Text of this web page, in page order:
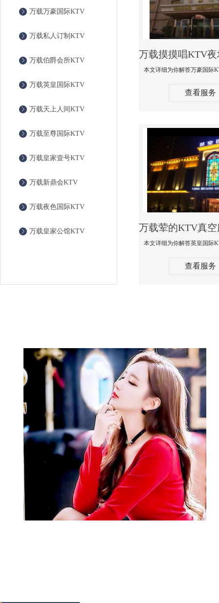
万载万豪国际KTV
万载私人订制KTV
万载伯爵会所KTV
万载英皇国际KTV
万载天上人间KTV
万载至尊国际KTV
万载皇家壹号KTV
万载新鼎会KTV
万载夜色国际KTV
万载皇家公馆KTV
查看服务
查看服务